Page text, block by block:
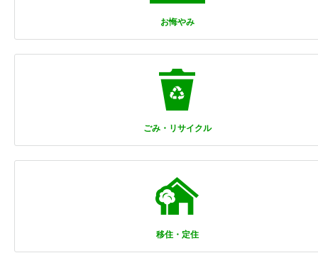
お悔やみ
ごみ・リサイクル
移住・定住